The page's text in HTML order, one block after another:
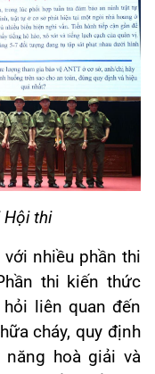
Hội thi
nhiều phần thi
thi kiến thức
liên quan đến
cháy, quy định
hoà giải và